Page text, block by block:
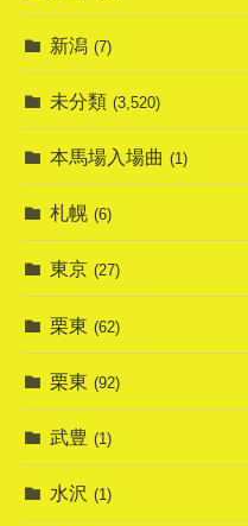
新潟 (7)
未分類 (3,520)
本馬場入場曲 (1)
札幌 (6)
東京 (27)
栗東 (62)
栗東 (92)
武豊 (1)
水沢 (1)